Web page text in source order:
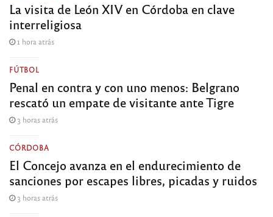
La visita de León XIV en Córdoba en clave
interreligiosa
1 hora atrás
FÚTBOL
Penal en contra y con uno menos: Belgrano
rescató un empate de visitante ante Tigre
3 horas atrás
CÓRDOBA
El Concejo avanza en el endurecimiento de
sanciones por escapes libres, picadas y ruidos
3 horas atrás